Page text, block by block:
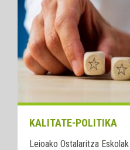
KALITATE-POLITIKA
Leioako Ostalaritza